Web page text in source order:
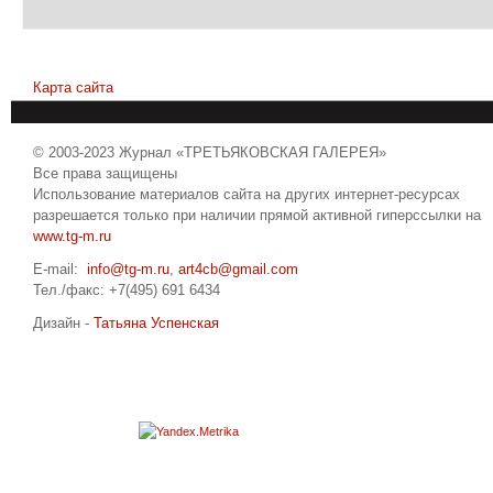
Карта сайта
© 2003-2023 Журнал «ТРЕТЬЯКОВСКАЯ ГАЛЕРЕЯ»
Все права защищены
Использование материалов сайта на других интернет-ресурсах
разрешается только при наличии прямой активной гиперссылки на
www.tg-m.ru
E-mail: info@tg-m.ru, art4cb@gmail.com
Тел./факс: +7(495) 691 6434
Дизайн - Татьяна Успенская